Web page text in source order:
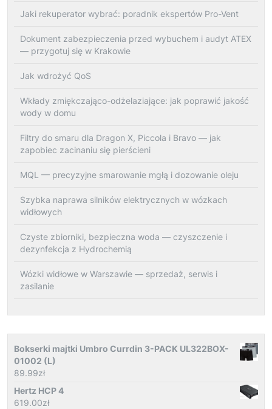
Jaki rekuperator wybrać: poradnik ekspertów Pro-Vent
Dokument zabezpieczenia przed wybuchem i audyt ATEX
— przygotuj się w Krakowie
Jak wdrożyć QoS
Wkłady zmiękczająco-odżelaziające: jak poprawić jakość
wody w domu
Filtry do smaru dla Dragon X, Piccola i Bravo — jak
zapobiec zacinaniu się pierścieni
MQL — precyzyjne smarowanie mgłą i dozowanie oleju
Szybka naprawa silników elektrycznych w wózkach
widłowych
Czyste zbiorniki, bezpieczna woda — czyszczenie i
dezynfekcja z Hydrochemią
Wózki widłowe w Warszawie — sprzedaż, serwis i
zasilanie
Bokserki majtki Umbro Currdin 3-PACK UL322BOX-
01002 (L)
89.99zł
Hertz HCP 4
619.00zł